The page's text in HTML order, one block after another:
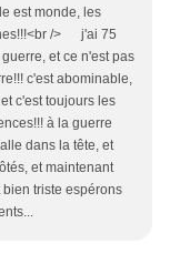
est monde, les
/> j'ai 75
et ce n'est pas
c'est abominable,
c'est toujours les
à la guerre
dans la tête, et
et maintenant
triste espérons